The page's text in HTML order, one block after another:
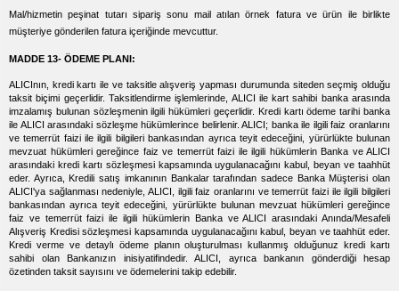
Mal/hizmetin peşinat tutarı sipariş sonu mail atılan örnek fatura ve ürün ile birlikte
müşteriye gönderilen fatura içeriğinde mevcuttur.
MADDE 13- ÖDEME PLANI:
ALICInın, kredi kartı ile ve taksitle alışveriş yapması durumunda siteden seçmiş olduğu
taksit biçimi geçerlidir. Taksitlendirme işlemlerinde, ALICI ile kart sahibi banka arasında
imzalamış bulunan sözleşmenin ilgili hükümleri geçerlidir. Kredi kartı ödeme tarihi banka
ile ALICI arasındaki sözleşme hükümlerince belirlenir. ALICI; banka ile ilgili faiz oranlarını
ve temerrüt faizi ile ilgili bilgileri bankasından ayrıca teyit edeceğini, yürürlükte bulunan
mevzuat hükümleri gereğince faiz ve temerrüt faizi ile ilgili hükümlerin Banka ve ALICI
arasındaki kredi kartı sözleşmesi kapsamında uygulanacağını kabul, beyan ve taahhüt
eder. Ayrıca, Kredili satış imkanının Bankalar tarafından sadece Banka Müşterisi olan
ALICI'ya sağlanması nedeniyle, ALICI, ilgili faiz oranlarını ve temerrüt faizi ile ilgili bilgileri
bankasından ayrıca teyit edeceğini, yürürlükte bulunan mevzuat hükümleri gereğince
faiz ve temerrüt faizi ile ilgili hükümlerin Banka ve ALICI arasındaki Anında/Mesafeli
Alışveriş Kredisi sözleşmesi kapsamında uygulanacağını kabul, beyan ve taahhüt eder.
Kredi verme ve detaylı ödeme planın oluşturulması kullanmış olduğunuz kredi kartı
sahibi olan Bankanızın inisiyatifindedir. ALICI, ayrıca bankanın gönderdiği hesap
özetinden taksit sayısını ve ödemelerini takip edebilir.